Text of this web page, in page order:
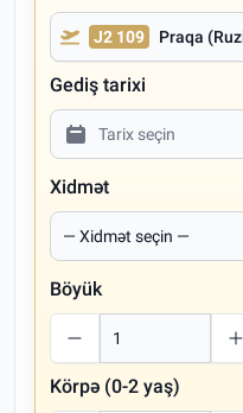
J2 109 Praqa
Gediş tarixi
Xidmət
Böyük
Körpə (0-2 yaş)